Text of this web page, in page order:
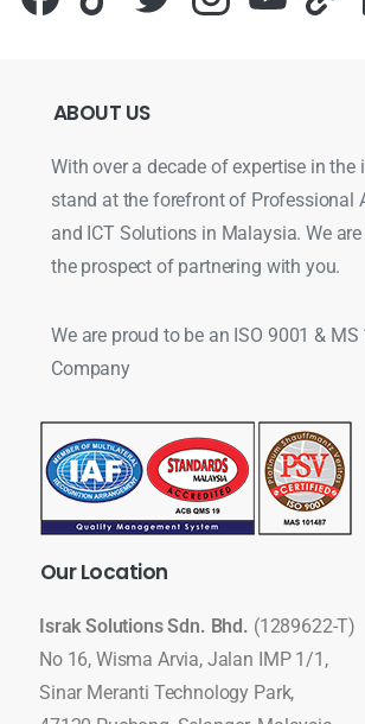
ABOUT US
With over a decade of expertise in the
stand at the forefront of Professional
and ICT Solutions in Malaysia. We
the prospect of partnering with you.
We are proud to be an ISO 9001 & MS
Company
OurLocation
Israk Solutions Sdn. Bhd. (1289622-T)
No 16, Wisma Arvia, Jalan IMP 1/1,
Sinar Meranti Technology Park,